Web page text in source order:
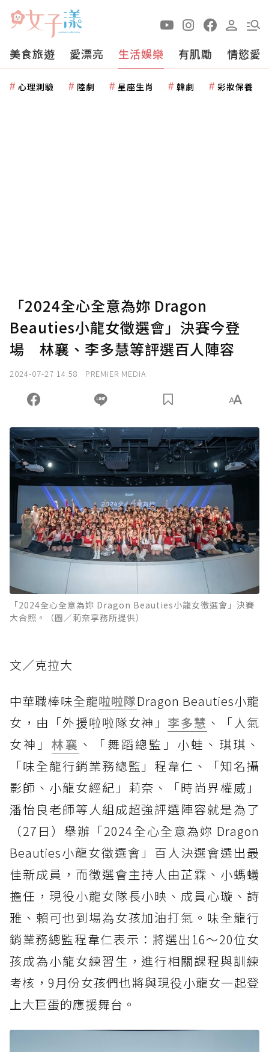
美食旅遊 愛漂亮 生活娛樂 有肌勵 情慾愛
心理測驗 陸劇 星座生肖 韓劇 彩妝保養
「2024全心全意為妳 Dragon
Beauties小龍女徵選會」決賽今登
場 林襄、李多慧等評選百人陣容
2024-07-27 14:58 PREMIER MEDIA
「2024全心全意為妳 Dragon Beauties小龍女徵選會」決賽
大合照。（圖／莉奈享務所提供）
文／克拉大
中華職棒味全龍啦啦隊Dragon Beauties小龍
女，由「外援啦啦隊女神」 李多慧 、「人氣
女神」 林襄 、「舞蹈總監」小蛙、琪琪、
「味全龍行銷業務總監」程韋仁、「知名攝
影師、小龍女經紀」莉奈、「時尚界權威」
潘怡良老師等人組成超強評選陣容就是為了
（27日）舉辦「2024全心全意為妳 Dragon
Beauties小龍女徵選會」百人決選會選出最
佳新成員，而徵選會主持人由芷霖、小螞蟻
擔任，現役小龍女隊長小映、成員心璇、詩
雅、賴可也到場為女孩加油打氣。味全龍行
銷業務總監程韋仁表示：將選出16～20位女
孩成為小龍女練習生，進行相關課程與訓練
考核，9月份女孩們也將與現役小龍女一起登
上大巨蛋的應援舞台。